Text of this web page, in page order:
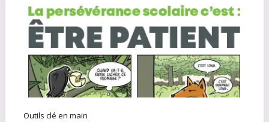
Outils clé en main